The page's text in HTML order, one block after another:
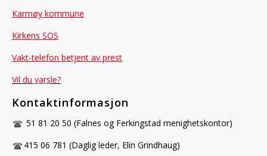
Karmøy kommune
Kirkens SOS
Vakt-telefon betjent av prest
Vil du varsle?
Kontaktinformasjon
51 81 20 50 (Falnes og Ferkingstad menighetskontor)
415 06 781 (Daglig leder, Elin Grindhaug)